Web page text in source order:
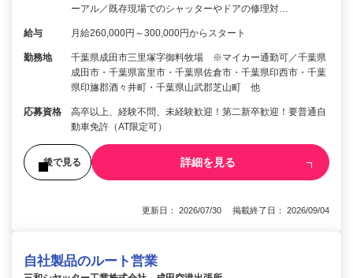
ーアル／既存現場でのシャッターやドアの修理対…
給与 月給260,000円～300,000円からスタート
勤務地
千葉県成田市三里塚字御料牧場 ※マイカー通勤可／千葉県
成田市・千葉県富里市・千葉県佐倉市・千葉県印西市・千葉
県印旛郡酒々井町・千葉県山武郡芝山町 他
応募資格
高卒以上、経験不問、未経験歓迎！第二新卒歓迎！要普通自
動車免許（AT限定可）
後で見る 詳細を見る
更新日： 2026/07/30 掲載終了日： 2026/09/04
自社製品のルート営業